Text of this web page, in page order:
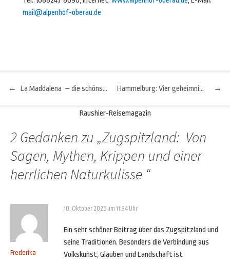
mail@alpenhof-oberau.de
Beitragsnavigation
← La Maddalena – die schönste Badewanne des Mittelmeers →
Hammelburg: Vier geheimnisvolle Figuren "residieren" unweit des "Terroir f"
Raushier-Reisemagazin
2 Gedanken zu „Zugspitzland: Von
Sagen, Mythen, Krippen und einer
herrlichen Naturkulisse “
Frederika
10. Oktober 2025 um 11:34 Uhr
Ein sehr schöner Beitrag über das Zugspitzland und
seine Traditionen. Besonders die Verbindung aus
Volkskunst, Glauben und Landschaft ist